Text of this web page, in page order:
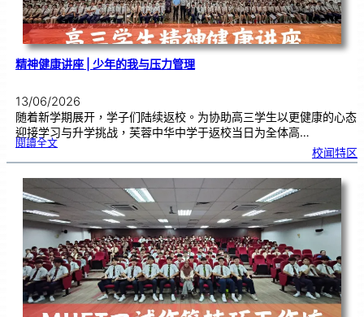
精神健康讲座 | 少年的我与压力管理
13/06/2026
随着新学期展开，学子们陆续返校。为协助高三学生以更健康的心态
迎接学习与升学挑战，芙蓉中华中学于返校当日为全体高…
閱讀全文:精
康
座
| 少
我
与
压
力
管
理
校闻特区